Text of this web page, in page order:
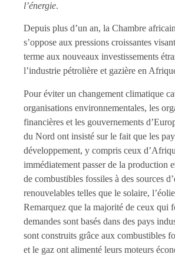
l’énergie.
Depuis plus d’un an, la Chambre
s’oppose aux pressions croissantes
terme aux nouveaux investissements
l’industrie pétrolière et gazière en
Pour éviter un changement climatique
organisations environnementales, les
financières et les gouvernements
du Nord ont insisté sur le fait que les
développement, y compris ceux
immédiatement passer de la production
de combustibles fossiles à des sources
renouvelables telles que le solaire,
Remarquez que la majorité de ceux qui
demandes sont basés dans des pays
sont construits grâce aux combustibles
et le gaz ont alimenté leurs moteurs